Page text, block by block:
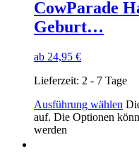
CowParade
Geburt…
ab 24,95 €
Lieferzeit: 2 - 7 Tage
Ausführung wählen
auf. Die Optionen
werden